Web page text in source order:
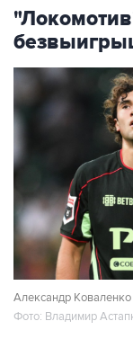
Александр Коваленко
Фото: Владимир